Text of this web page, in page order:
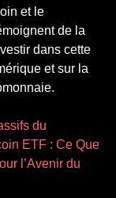
et le
de la
dans cette
et sur la
du
ETF : Ce Que
l’Avenir du